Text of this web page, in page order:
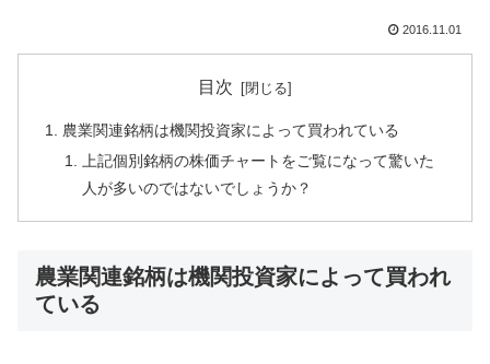
2016.11.01
目次
農業関連銘柄は機関投資家によって買われている
上記個別銘柄の株価チャートをご覧になって驚いた
人が多いのではないでしょうか？
農業関連銘柄は機関投資家によって買われ
ている